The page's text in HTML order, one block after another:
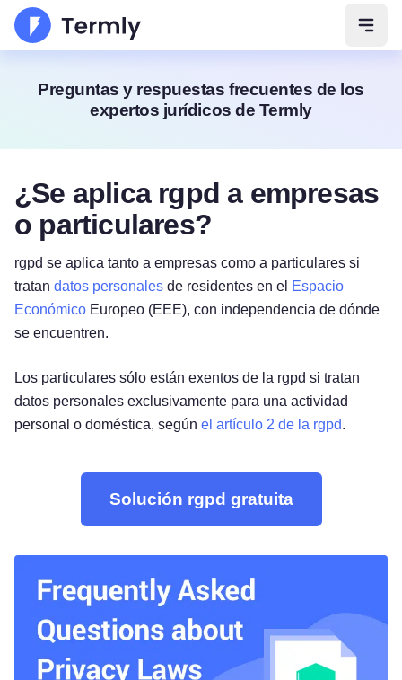
Abrir
Preguntas y respuestas frecuentes de los
expertos jurídicos de Termly
¿Se aplica rgpd a empresas
o particulares?
rgpd se aplica tanto a empresas como a particulares si
tratan datos personales de residentes en el Espacio
Económico Europeo (EEE), con independencia de dónde
se encuentren.
Los particulares sólo están exentos de la rgpd si tratan
datos personales exclusivamente para una actividad
personal o doméstica, según el artículo 2 de la rgpd.
Solución rgpd gratuita